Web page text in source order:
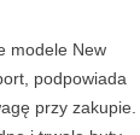
modele New
podpowiada
przy zakupie.